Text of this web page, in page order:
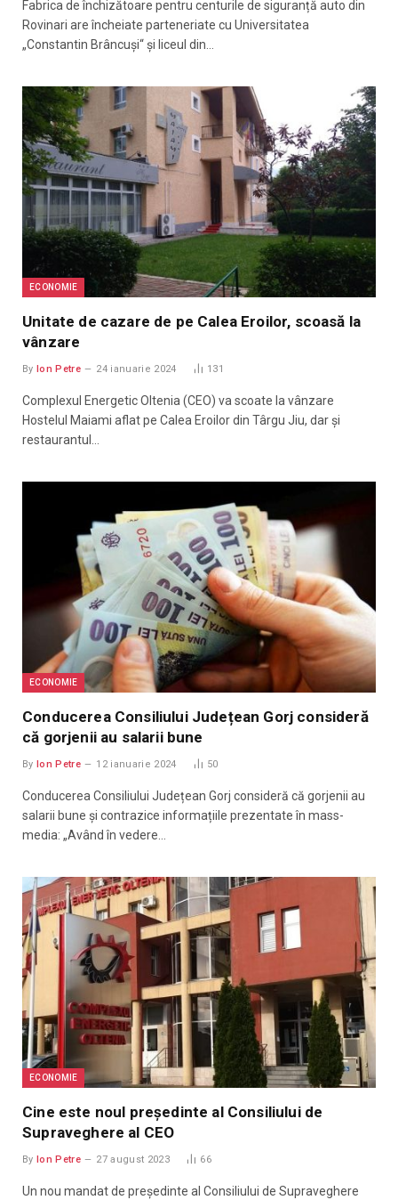
Fabrica de închizătoare pentru centurile de siguranță auto din
Rovinari are încheiate parteneriate cu Universitatea
„Constantin Brâncuși“ și liceul din…
ECONOMIE
Unitate de cazare de pe Calea Eroilor, scoasă la
vânzare
By Ion Petre 24 ianuarie 2024 131
Complexul Energetic Oltenia (CEO) va scoate la vânzare
Hostelul Maiami aflat pe Calea Eroilor din Târgu Jiu, dar și
restaurantul…
ECONOMIE
Conducerea Consiliului Județean Gorj consideră
că gorjenii au salarii bune
By Ion Petre 12 ianuarie 2024 50
Conducerea Consiliului Județean Gorj consideră că gorjenii au
salarii bune și contrazice informațiile prezentate în mass-
media: „Având în vedere…
ECONOMIE
Cine este noul președinte al Consiliului de
Supraveghere al CEO
By Ion Petre 27 august 2023 66
Un nou mandat de președinte al Consiliului de Supraveghere